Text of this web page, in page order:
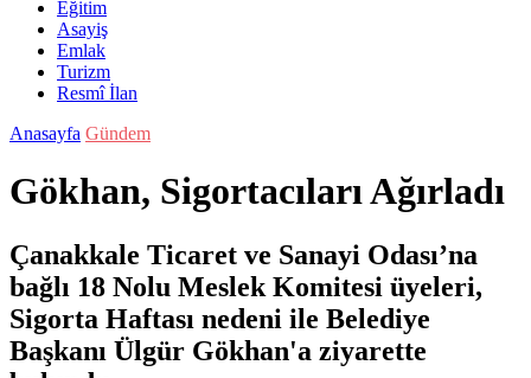
Eğitim
Asayiş
Emlak
Turizm
Resmî İlan
Anasayfa Gündem
Gökhan, Sigortacıları Ağırladı
Çanakkale Ticaret ve Sanayi Odası’na
bağlı 18 Nolu Meslek Komitesi üyeleri,
Sigorta Haftası nedeni ile Belediye
Başkanı Ülgür Gökhan'a ziyarette